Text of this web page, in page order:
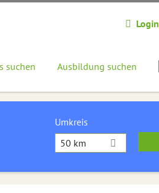
Login
suchen Ausbildung suchen
Umkreis
50 km